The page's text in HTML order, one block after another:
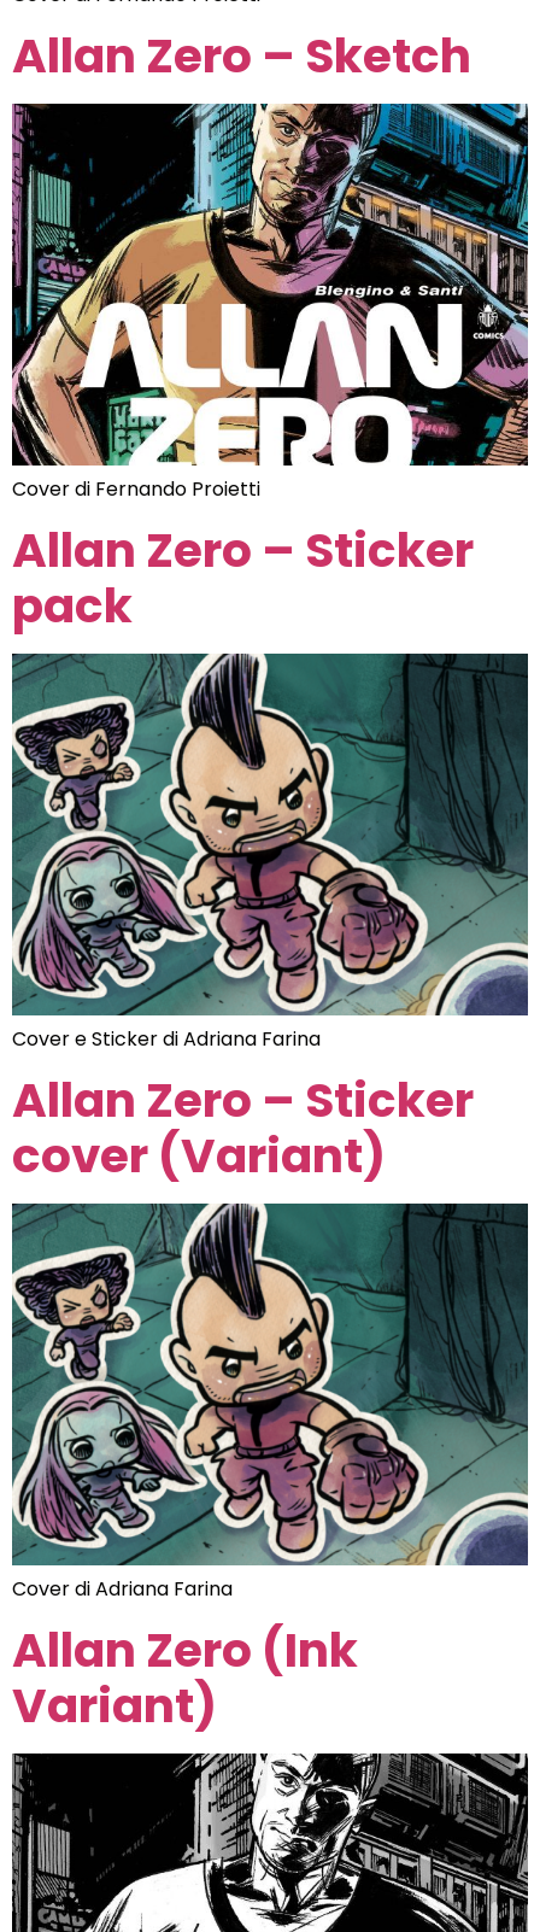
Allan Zero – Sketch
Cover di Fernando Proietti
Allan Zero – Sticker
pack
Cover e Sticker di Adriana Farina
Allan Zero – Sticker
cover (Variant)
Cover di Adriana Farina
Allan Zero (Ink
Variant)